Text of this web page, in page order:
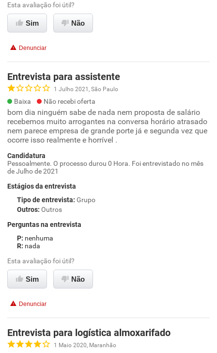
Esta avaliação foi útil?
Sim Não
Denunciar
Entrevista para assistente
1 Julho 2021, São Paulo
Baixa Não recebi oferta
bom dia ninguém sabe de nada nem proposta de salário
recebemos muito arrogantes na conversa horário atrasado
nem parece empresa de grande porte já e segunda vez que
ocorre isso realmente e horrível .
Candidatura
Pessoalmente. O processo durou 0 Hora. Foi entrevistado no mês
de Julho de 2021
Estágios da entrevista
Tipo de entrevista: Grupo
Outros: Outros
Perguntas na entrevista
nenhuma
nada
Esta avaliação foi útil?
Sim Não
Denunciar
Entrevista para logística almoxarifado
1 Maio 2020, Maranhão